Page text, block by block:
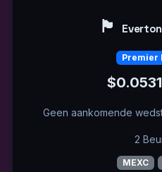
🏴󠁧󠁢󠁥󠁮󠁧󠁿
Premier
$0.0531
Geen aankomende
2
MEXC